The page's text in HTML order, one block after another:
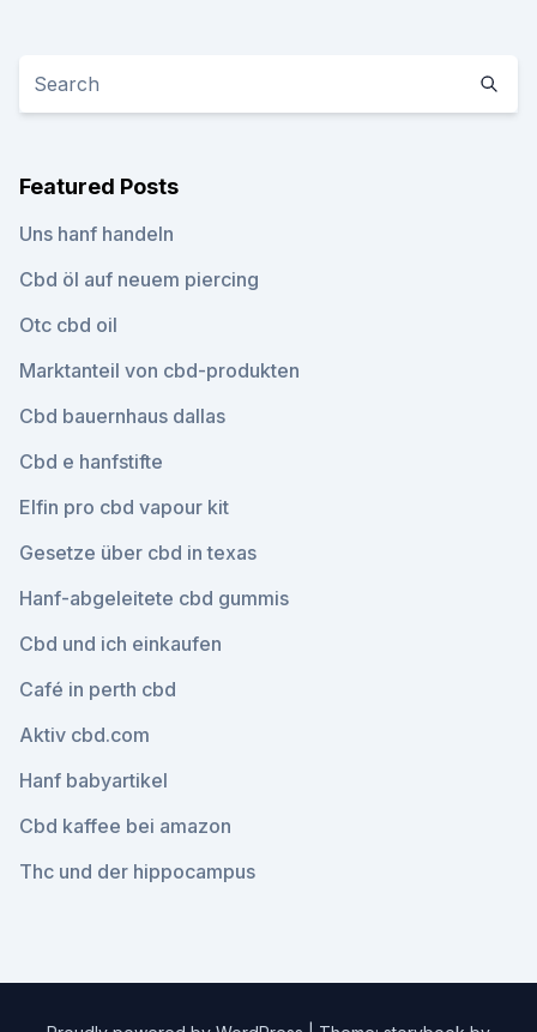
Featured Posts
Uns hanf handeln
Cbd öl auf neuem piercing
Otc cbd oil
Marktanteil von cbd-produkten
Cbd bauernhaus dallas
Cbd e hanfstifte
Elfin pro cbd vapour kit
Gesetze über cbd in texas
Hanf-abgeleitete cbd gummis
Cbd und ich einkaufen
Café in perth cbd
Aktiv cbd.com
Hanf babyartikel
Cbd kaffee bei amazon
Thc und der hippocampus